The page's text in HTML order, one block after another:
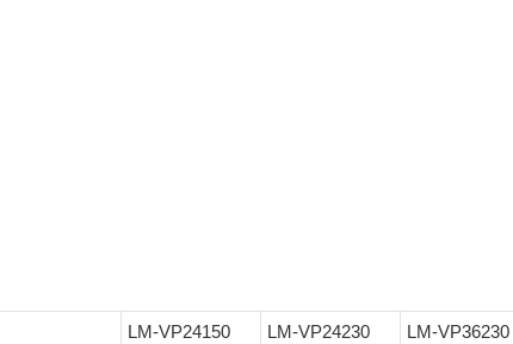
LM-VP24150 LM-VP24230 LM-VP36230